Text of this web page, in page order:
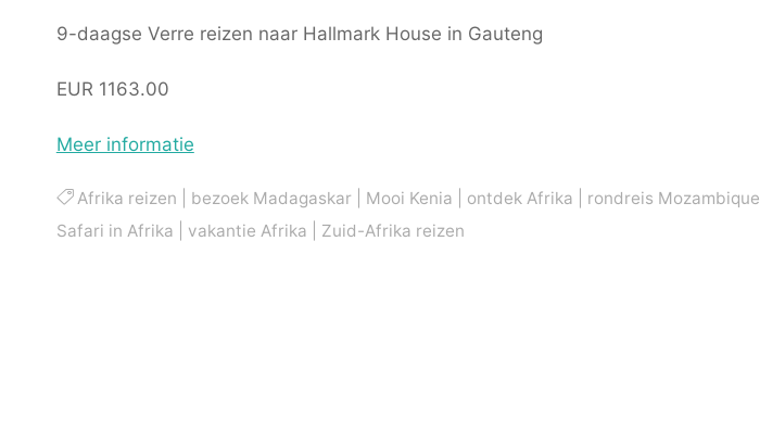
9-daagse Verre reizen naar Hallmark House in Gauteng
EUR 1163.00
Meer informatie
Afrika reizen bezoek Madagaskar| Mooi Kenia ontdek Afrika rondreis Mozambique
Safari in Afrika
vakantie Afrika Zuid-Afrika reizen